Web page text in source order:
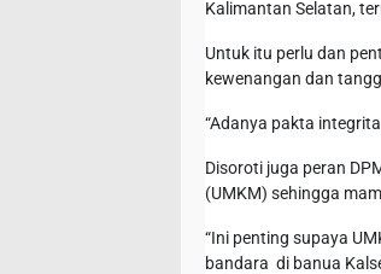
Kalimantan Selatan,
Untuk itu perlu dan
kewenangan dan
“Adanya pakta
Disoroti juga peran
(UMKM) sehingga
“Ini penting supaya
bandara di banua